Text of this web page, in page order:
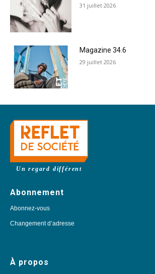
31 juillet 2026
Magazine 34.6
29 juillet 2026
Un regard différent
Abonnement
Abonnez-vous
Changement d’adresse
À propos